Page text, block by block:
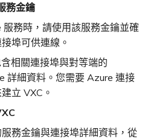
SAP
VMware Cloud
見
題
務金鑰
服務時，請使用該服務金鑰並確
埠可供連線。
相關連接埠與對等端的
詳細資料。您需要 Azure 連接
立 VXC。
務金鑰與連接埠詳細資料，從